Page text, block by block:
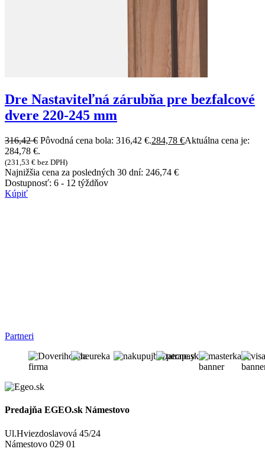
Dre Nastaviteľná zárubňa pre bezfalcové
dvere 220-245 mm
316,42€ Pôvodná cena bola: 316,42 €.284,78 €Aktuálna cena je:
284,78 €.
(231,53 € bez DPH)
Najnižšia cena za posledných 30 dní: 246,74 €
Dostupnosť: 6 - 12 týždňov
Kúpiť
Partneri
Predajňa EGEO.sk Námestovo
Ul.Hviezdoslavová 45/24
Námestovo 029 01